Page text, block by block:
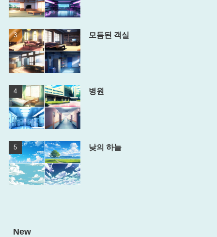
모듬된 객실
병원
낮의 하늘
New